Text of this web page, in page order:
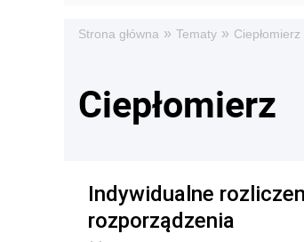
Strona główna » Tematy » Ciepłomierz
Ciepłomierz
Indywidualne
rozporządzenia